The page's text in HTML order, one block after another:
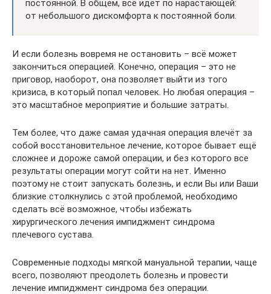
постоянной. В общем, всё идёт по нарастающей:
от небольшого дискомфорта к постоянной боли.
И если болезнь вовремя не остановить – всё может
закончиться операцией. Конечно, операция – это не
приговор, наоборот, она позволяет выйти из того
кризиса, в который попал человек. Но любая операция –
это масштабное мероприятие и большие затраты.
Тем более, что даже самая удачная операция влечёт за
собой восстановительное лечение, которое бывает ещё
сложнее и дороже самой операции, и без которого все
результаты операции могут сойти на нет. Именно
поэтому не стоит запускать болезнь, и если Вы или Ваши
близкие столкнулись с этой проблемой, необходимо
сделать всё возможное, чтобы избежать
хирургического лечения импиджмент синдрома
плечевого сустава.
Современные подходы мягкой мануальной терапии, чаще
всего, позволяют преодолеть болезнь и провести
лечение импиджмент синдрома без операции.